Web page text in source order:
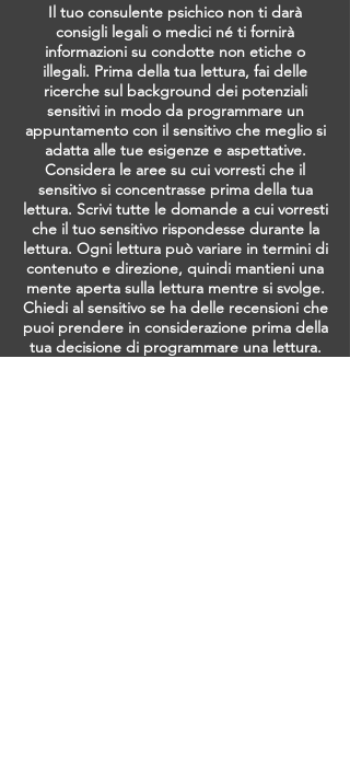
Il tuo consulente psichico non ti darà
consigli legali o medici né ti fornirà
informazioni su condotte non etiche o
illegali. Prima della tua lettura, fai delle
ricerche sul background dei potenziali
sensitivi in modo da programmare un
appuntamento con il sensitivo che meglio si
adatta alle tue esigenze e aspettative.
Considera le aree su cui vorresti che il
sensitivo si concentrasse prima della tua
lettura. Scrivi tutte le domande a cui vorresti
che il tuo sensitivo rispondesse durante la
lettura. Ogni lettura può variare in termini di
contenuto e direzione, quindi mantieni una
mente aperta sulla lettura mentre si svolge.
Chiedi al sensitivo se ha delle recensioni che
puoi prendere in considerazione prima della
tua decisione di programmare una lettura.